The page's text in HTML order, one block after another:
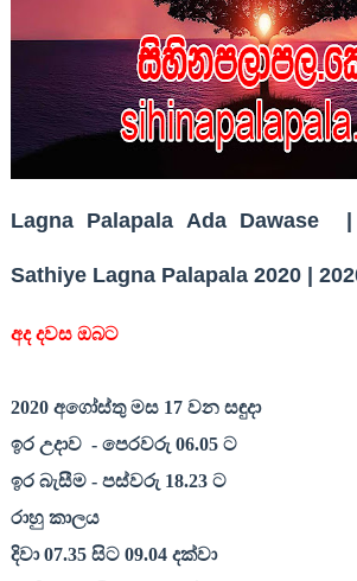
Lagna Palapala Ada
Sathiye Lagna Palapala 2020 |
අද දවස ඔබට
2020අගෝස්තු මස 17වන සඳුදා
ඉර උදාව - පෙරවරු 06.05ට
ඉර බැසීම - පස්වරු 18.23ට
රාහු කාලය
දිවා07.35සිට 09.04දක්වා